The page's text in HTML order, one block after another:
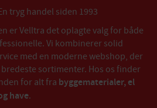
tryg handel siden 1993
er Velltra det oplagte valg for både
Vi kombinerer solid
med en moderne webshop, der
sortimenter. Hos os finder
for alt fra byggematerialer, el
have.